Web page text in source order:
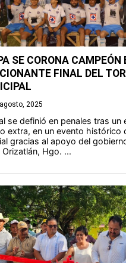
SE CORONA CAMPEÓN
FINAL DEL
2025
se definió en penales tras un
extra, en un evento histórico
gracias al apoyo del
Orizatlán, Hgo. ...